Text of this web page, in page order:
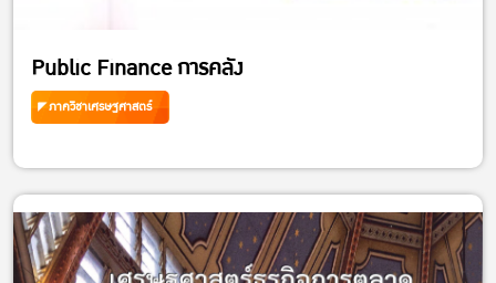
Public Finance การคลัง
ภาควิชาเศรษฐศาสตร์